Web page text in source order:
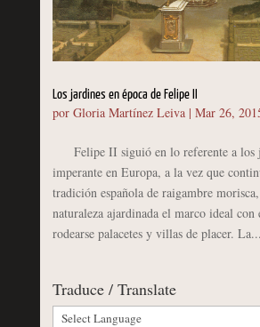
Los jardines en época de Felipe II
por Gloria Martínez Leiva| Mar 26,
Felipe II siguió en lo referente a los
imperante en Europa, a la vez que
tradición española de raigambre
naturaleza ajardinada el marco ideal con
rodearse palacetes y villas de placer. La...
Traduce / Translate